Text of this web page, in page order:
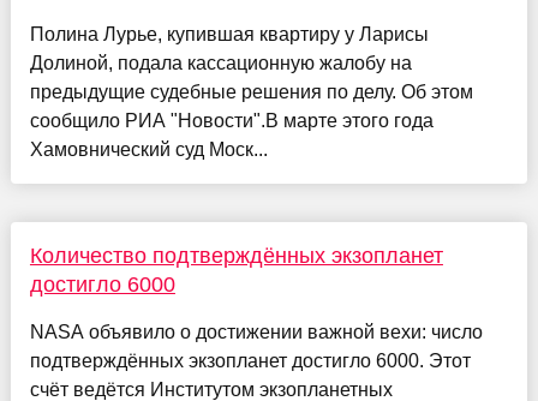
Полина Лурье, купившая квартиру у Ларисы
Долиной, подала кассационную жалобу на
предыдущие судебные решения по делу. Об этом
сообщило РИА "Новости".В марте этого года
Хамовнический суд Моск...
Количество подтверждённых экзопланет
достигло 6000
NASA объявило о достижении важной вехи: число
подтверждённых экзопланет достигло 6000. Этот
счёт ведётся Институтом экзопланетных